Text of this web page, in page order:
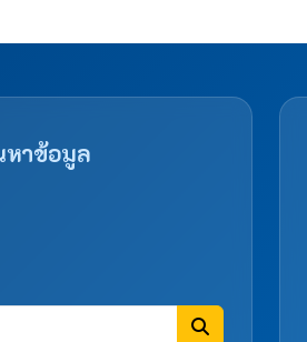
หาข้อมูล